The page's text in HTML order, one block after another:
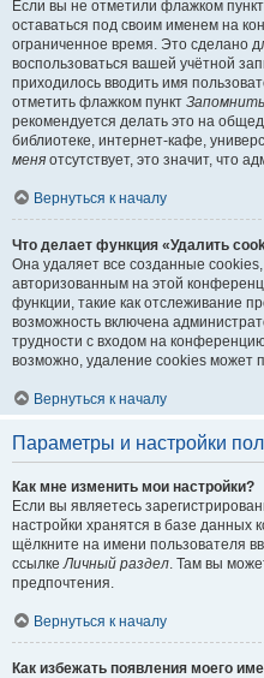
Если вы не отметили флажком пункт
оставаться под своим именем на
ограниченное время. Это сделано
воспользоваться вашей учётной
приходилось вводить имя
отметить флажком пункт
рекомендуется делать это на
библиотеке, интернет-кафе,
меня отсутствует, это значит, что
Вернуться к началу
Что делает функция «Удалить
Она удаляет все созданные
авторизованным на этой
функции, такие как отслеживание
возможность включена
трудности с входом на
возможно, удаление cookies может
Вернуться к началу
Параметры и настройки
Как мне изменить мои настройки?
Если вы являетесь
настройки хранятся в базе
щёлкните на имени пользователя
ссылкеЛичный раздел. Там вы
предпочтения.
Вернуться к началу
Как избежать появления моего